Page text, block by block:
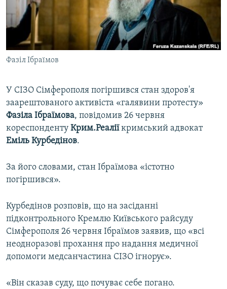
ВІДЕОУРОКИ «ELIFBE»
СВІДЧЕННЯ ОКУПАЦІЇ
УКРАЇНСЬКА ПРОБЛЕМА КРИМУ
ІНФОГРАФІКА
Русский
Qırımtatar
ДОЛУЧАЙСЯ!
Усі сайти RFE/RL
Фазіл Ібраїмов
У СІЗО Сімферополя погіршився стан здоров'я
заарештованого активіста «галявини протесту»
Фазіла Ібраїмова, повідомив 26 червня
кореспонденту Крим.Реаліїкримський адвокат
Еміль Курбедінов.
За його словами, стан Ібраїмова «істотно
погіршився».
Курбедінов розповів, що на засіданні
підконтрольного Кремлю Київського райсуду
Сімферополя 26 червня Ібраїмов заявив, що «всі
неодноразові прохання про надання медичної
допомоги медсанчастина СІЗО ігнорує».
«Він сказав суду, що почуває себе погано.